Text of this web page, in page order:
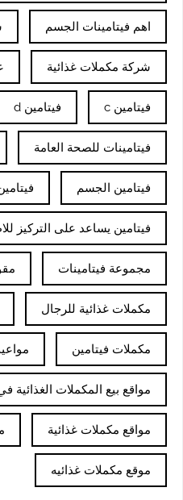
اهم فيتامينات الجسم
شركة مكملات غذائية
فيتامين c فيتامين d
فيتامينات للصحة العامة
فيتامين الجسم
فيتامين يساعد على التركيز
مجموعة فيتامينات
مكملات غذائية للرجال
مكملات فيتامين
مواقع بيع المكملات الغذائية
مواقع مكملات غذائية
موقع مكملات غذائيه